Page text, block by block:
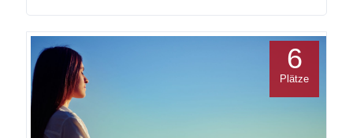
6
Plätze